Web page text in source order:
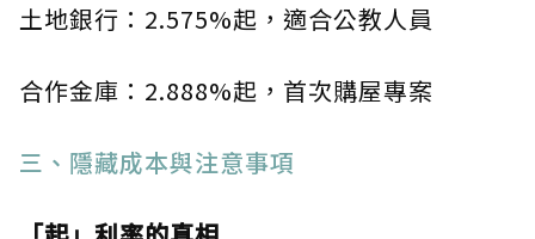
土地銀行：2.575%起，適合公教人員
合作金庫：2.888%起，首次購屋專案
三、隱藏成本與注意事項